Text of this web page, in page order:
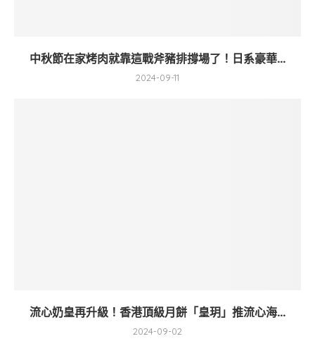
中秋節在家烤肉就靠這戰斧豬排撐場了！日系豪華...
2024-09-11
流心奶皇再升級！香港頂級月餅「皇玥」推流心海...
2024-09-02